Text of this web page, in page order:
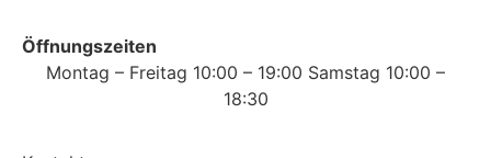
Öffnungszeiten
Montag – Freitag 10:00 – 19:00 Samstag 10:00 –
18:30